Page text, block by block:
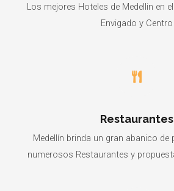
Los mejores Hoteles de Medellin en
Envigado y Centro
Restaurantes
Medellín brinda un gran abanico de
numerosos Restaurantes y